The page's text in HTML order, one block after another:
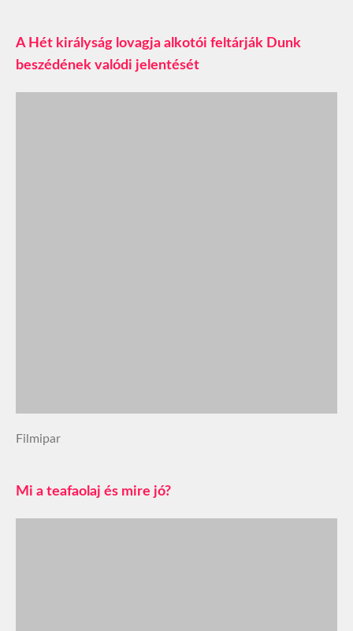
A Hét királyság lovagja alkotói feltárják Dunk
beszédének valódi jelentését
Filmipar
Mi a teafaolaj és mire jó?